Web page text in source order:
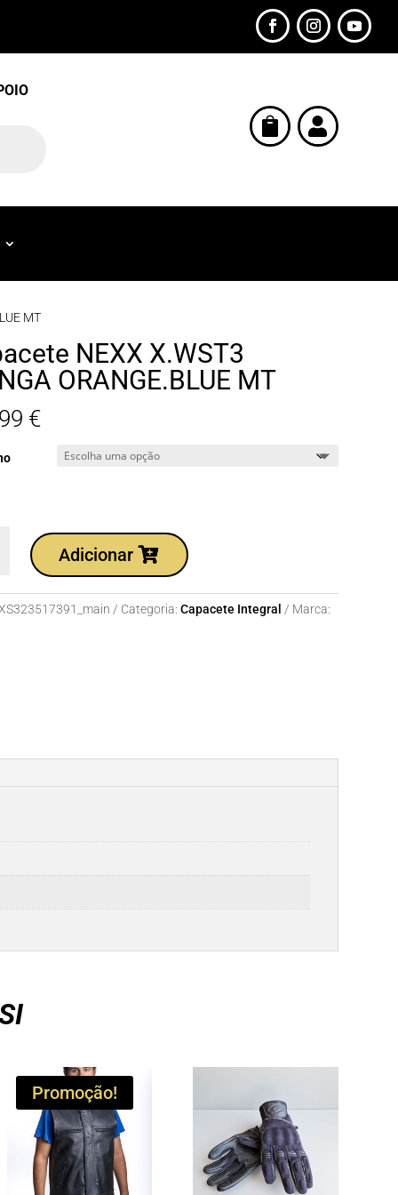
 
MT
NEXX X.WST3
ORANGE.BLUE MT
€
Adicionar
Categoria: Capacete Integral
Marca:
Promoção!